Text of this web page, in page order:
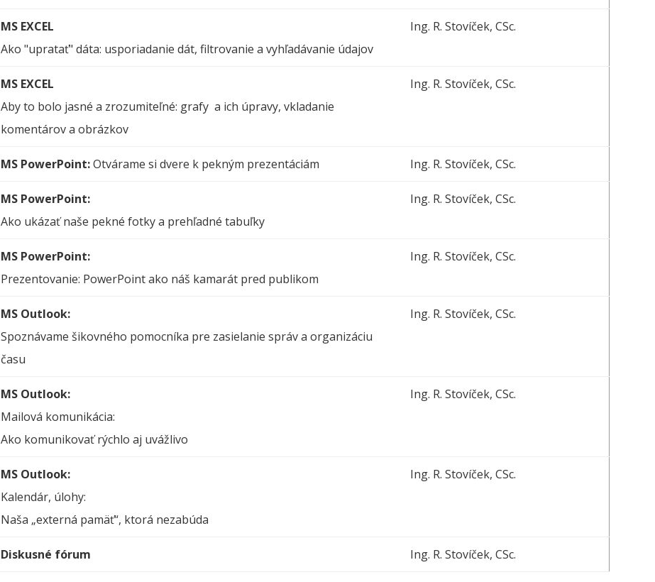
MS EXCEL
Ako "upratať" dáta: usporiadanie dát, filtrovanie a vyhľadávanie údajov
Ing. R. Stovíček, CSc.
MS EXCEL
Aby to bolo jasné a zrozumiteľné: grafy a ich úpravy, vkladanie
komentárov a obrázkov
Ing. R. Stovíček, CSc.
MS PowerPoint:Otvárame si dvere k pekným prezentáciám Ing. R. Stovíček, CSc.
MS PowerPoint:
Ako ukázať naše pekné fotky a prehľadné tabuľky
Ing. R. Stovíček, CSc.
MS PowerPoint:
Prezentovanie: PowerPoint ako náš kamarát pred publikom
Ing. R. Stovíček, CSc.
MS Outlook:
Spoznávame šikovného pomocníka pre zasielanie správ a organizáciu
času
Ing. R. Stovíček, CSc.
MS Outlook:
Mailová komunikácia:
Ako komunikovať rýchlo aj uvážlivo
Ing. R. Stovíček, CSc.
MS Outlook:
Kalendár, úlohy:
Naša „externá pamäť“, ktorá nezabúda
Ing. R. Stovíček, CSc.
Diskusné fórum Ing. R. Stovíček, CSc.